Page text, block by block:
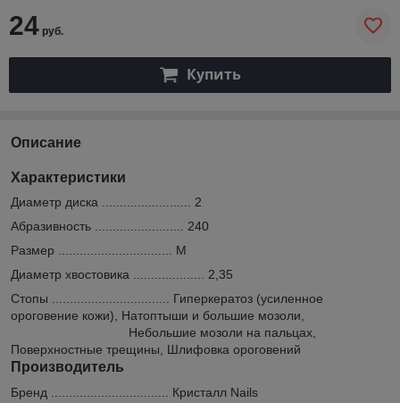
24 руб.
Купить
Описание
Характеристики
Диаметр диска ......................... 2
Абразивность ......................... 240
Размер ................................ M
Диаметр хвостовика .................... 2,35
Стопы ................................. Гиперкератоз (усиленное
ороговение кожи), Натоптыши и большие мозоли,
Небольшие мозоли на пальцах,
Поверхностные трещины, Шлифовка ороговений
Производитель
Бренд ................................. Кристалл Nails